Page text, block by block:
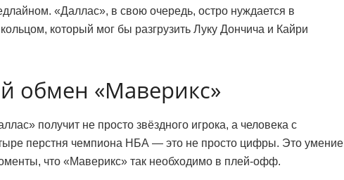
«Даллас», в свою очередь, остро нуждается в
который мог бы разгрузить Луку Дончича и Кайри
обмен «Маверикс»
получит не просто звёздного игрока, а человека с
перстня чемпиона НБА — это не просто цифры. Это умение
что «Маверикс» так необходимо в плей-офф.